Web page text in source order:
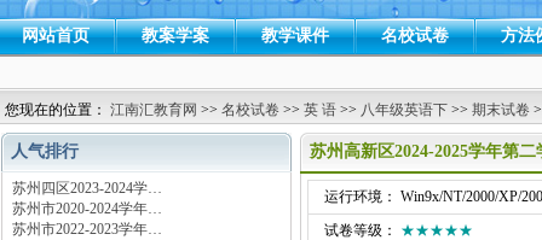
网站首页 教案学案 教学课件 名校试卷 方法
您现在的位置： 江南汇教育网 >> 名校试卷 >> 英 语 >> 八年级英语下 >> 期末试卷
人气排行
苏州四区2023-2024学…
苏州市2020-2024学年…
苏州市2022-2023学年…
苏州高新区2024-2025学年第
运行环境： Win9x/NT/2000/XP/
试卷等级： ★★★★★